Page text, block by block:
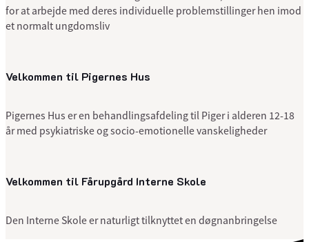
for at arbejde med deres individuelle problemstillinger hen imod
et normalt ungdomsliv
Velkommen til Pigernes Hus
Pigernes Hus er en behandlingsafdeling til Piger i alderen 12-18
år med psykiatriske og socio-emotionelle vanskeligheder
Velkommen til Fårupgård Interne Skole
Den Interne Skole er naturligt tilknyttet en døgnanbringelse